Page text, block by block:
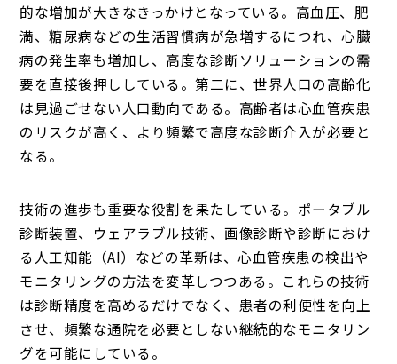
的な増加が大きなきっかけとなっている。高血圧、肥
満、糖尿病などの生活習慣病が急増するにつれ、心臓
病の発生率も増加し、高度な診断ソリューションの需
要を直接後押ししている。第二に、世界人口の高齢化
は見過ごせない人口動向である。高齢者は心血管疾患
のリスクが高く、より頻繁で高度な診断介入が必要と
なる。
技術の進歩も重要な役割を果たしている。ポータブル
診断装置、ウェアラブル技術、画像診断や診断におけ
る人工知能（AI）などの革新は、心血管疾患の検出や
モニタリングの方法を変革しつつある。これらの技術
は診断精度を高めるだけでなく、患者の利便性を向上
させ、頻繁な通院を必要としない継続的なモニタリン
グを可能にしている。